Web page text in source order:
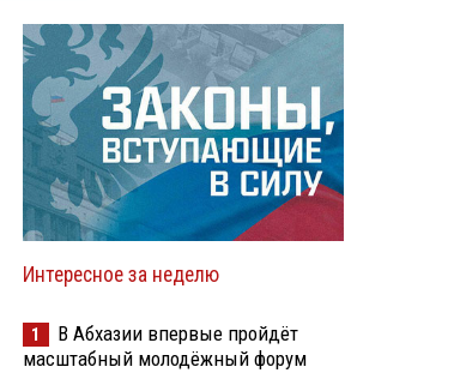
Интересное за неделю
1
В Абхазии впервые пройдёт
масштабный молодёжный форум